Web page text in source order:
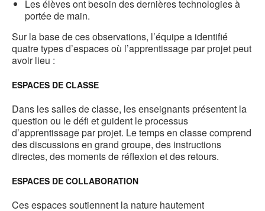
Les élèves ont besoin des dernières technologies à
portée de main.
Sur la base de ces observations, l’équipe a identifié
quatre types d’espaces où l’apprentissage par projet peut
avoir lieu :
ESPACES DE CLASSE
Dans les salles de classe, les enseignants présentent la
question ou le défi et guident le processus
d’apprentissage par projet. Le temps en classe comprend
des discussions en grand groupe, des instructions
directes, des moments de réflexion et des retours.
ESPACES DE COLLABORATION
Ces espaces soutiennent la nature hautement